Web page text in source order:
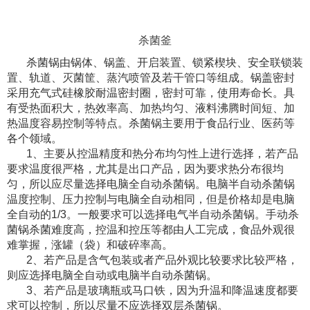
杀菌釜
杀菌锅由锅体、锅盖、开启装置、锁紧楔块、安全联锁装
置、轨道、灭菌筐、蒸汽喷管及若干管口等组成。锅盖密封
采用充气式硅橡胶耐温密封圈，密封可靠，使用寿命长。具
有受热面积大，热效率高、加热均匀、液料沸腾时间短、加
热温度容易控制等特点。杀菌锅主要用于食品行业、医药等
各个领域。
1、主要从控温精度和热分布均匀性上进行选择，若产品
要求温度很严格，尤其是出口产品，因为要求热分布很均
匀，所以应尽量选择电脑全自动杀菌锅。电脑半自动杀菌锅
温度控制、压力控制与电脑全自动相同，但是价格却是电脑
全自动的1/3。一般要求可以选择电气半自动杀菌锅。手动杀
菌锅杀菌难度高，控温和控压等都由人工完成，食品外观很
难掌握，涨罐（袋）和破碎率高。
2、若产品是含气包装或者产品外观比较要求比较严格，
则应选择电脑全自动或电脑半自动杀菌锅。
3、若产品是玻璃瓶或马口铁，因为升温和降温速度都要
求可以控制，所以尽量不应选择双层杀菌锅。